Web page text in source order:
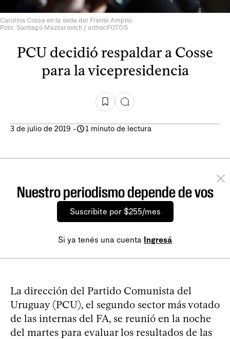
Carolina Cosse en la sede del Frente Amplio.
Foto: Santiago Mazzarovich / adhocFOTOS
PCU decidió respaldar a Cosse
para la vicepresidencia
3 de julio de 2019 - 1 minuto de lectura
Nuestro periodismo depende de vos
Suscribite por $255/mes
Si ya tenés una cuenta Ingresá
La dirección del Partido Comunista del
Uruguay (PCU), el segundo sector más votado
de las internas del FA, se reunió en la noche
del martes para evaluar los resultados de las